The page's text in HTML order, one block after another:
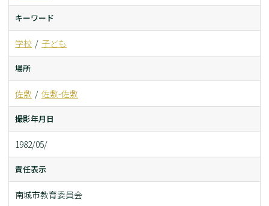
キーワード
学校 子ども
場所
佐敷 佐敷-佐敷
撮影年月日
1982/05/
責任表示
南城市教育委員会